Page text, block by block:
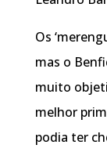
Os
mas o
muito
melhor
podia ter